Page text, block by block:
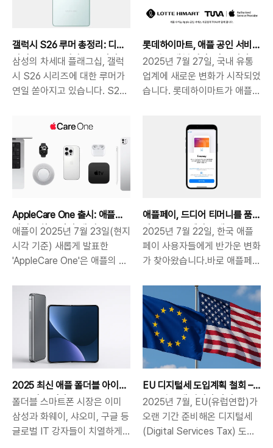
미국 내 생산 기반을 확보하려
는 애플의 전략과, 이미지 센서
시장에서 점유율 확대를 노리는
삼성의 이해관계가 맞물리며,
이번 프로젝트는 단기적인 공급
계약을 넘어선 장기적인 전략적
다. 애플의 미국 반도체 현지화
전략과 삼성의 합류애플은 최근
자사 공식 홈페이지를 통해,
2021년부터 시작된 미국 내 총
6,000억 달러(한화 약 810조
로, 텍사스 지역에서 최첨..
운드리의 기술 경쟁력과 신뢰도
를 입증하고, 테슬라가 구상하
는 자율주행·로봇·AI 데이터센
터 중심의 차세대 비즈니스 로
드맵에 직접적인 동력을 공급하
는 계약이기 때문입니다. AI 칩
시장은 현재 TSMC, 인텔, 삼
도하고 있습니다. 그중 삼성은
높은 기술 잠재력에도 불구하고
수율 문제와 대형 고객 부족으
로 고전해왔습니다. 테슬라와의
계약은 이런 구조를 전환할 전
개요 – 165억 달러 규모의 장기
협..
갤럭시 S26 루머 총정리: 디
자인, 스펙, AI까지 모두 달라
진다
삼성의 차세대 플래그십, 갤럭
시 S26 시리즈에 대한 루머가
연일 쏟아지고 있습니다. S25
장할 S26은 디자인, 카메라, 프
로세서, 그리고 AI 통합까지 대
대적인 변화를 예고하며 주목을
받고 있습니다. 이번 글에서는
S26 Pro, S26 Edge, S26
Ultra 3개 모델의 구성부터 공
개 시기, 세부 스펙, 그리고 예
상되는 변화까지 최신 정보를
정리해 보겠습니다. 서론: 갤럭
시 S26 시리즈, 변화의 흐름을
읽다삼성전자의 차세대 플래그
년 초 공개를 앞두고 있습니다.
이번 S26은 단순한 세대 교체
가 아니라, 라인업 구조 재편·디
자인 혁신·차세대 카메라 센서
·AI 통합이라는 네 가지 핵심 변
화를 중심으로 시장의 판도를
다시 짜려는..
롯데하이마트, 애플 공인 서비
스 접수 대행 시작: 전국 어디
서나 간편한 애플 수리 시대
2025년 7월 27일, 국내 유통
업계에 새로운 변화가 시작되었
습니다. 롯데하이마트가 애플
대한 접근성을 획기적으로 개선
한 것입니다. 전국 110개 하이
마트 매장에서 이제 애플의 아
이폰, 맥북, 에어팟 등을 접수할
수 있게 되었습니다. 이는 소비
자 편의성 측면에서 큰 전환점
이 될 수 있는 결정이며, 국내
유통사 중 최초로 애플의 공식
AS 파트너십을 기반으로 운영
되는 사례입니다. 애플 공인 서
이번 서비스는 기존 애플 공인
서비스센터와 동일한 품질의 서
비스를 제공하되, 하이마트가
'접수'를 대행하고 실제 수리는
애플 공인 수리업체 '투바
(TUVA)'가 진행하는 방식입니
다. 소비자는 가까운 하이마트
에 방문해 제품을 ..
AppleCare One 출시: 애플
기기 통합 보장의 새 기준
애플이 2025년 7월 23일(현지
시각 기준) 새롭게 발표한
'AppleCare One'은 애플의 보
점을 의미합니다. 기존
AppleCare+의 한계를 보완하
면서도 사용자 중심의 유연한
구조를 도입하여, 다수의 애플
기기를 보유한 사용자에게 더
실용적이고 경제적인 선택지를
제시하고 있습니다. 이 글에서
는 AppleCare One의 핵심 내
용과 기존 AppleCare+와의 차
이점, 보장 혜택, 가입 조건 등
을 전문적으로 분석하고자 합니
애플페이, 드디어 티머니를 품
다 – iPhone에서도 대중교통
결제 가능해진다
2025년 7월 22일, 한국 애플
페이 사용자들에게 반가운 변화
가 찾아왔습니다.바로 애플페이
지원하기 시작한 것입니다. 이
제 아이폰이나 애플워치만 있으
면 지하철, 버스, 편의점, 택시
등 티머니 결제가 가능한 모든
장소에서 스마트하게 결제할 수
있습니다. 이번 변화는 단순한
결제 기능 추가를 넘어, 한국 내
애플페이의 본격적인 확장을 의
미합니다. 그간 삼성페이에 비
해 상대적으로 부족했던 대중교
통 결제 기능을 갖추게 되면서,
2025 최신 애플 폴더블 아이
폰 루머 총정리
폴더블 스마트폰 시장은 이미
삼성과 화웨이, 샤오미, 구글 등
글로벌 IT 강자들이 치열하게
EU 디지털세 도입계획 철회 –
글로벌 조세 질서가 다시 움직
인다
2025년 7월, EU(유럽연합)가
오랜 기간 준비해온 디지털세
(Digital Services Tax) 도입